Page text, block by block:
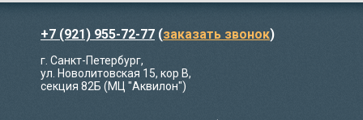
+7 (921) 955-72-77 (заказать звонок)
г. Санкт-Петербург,
ул. Новолитовская 15, кор В,
секция 82Б (МЦ "Аквилон")